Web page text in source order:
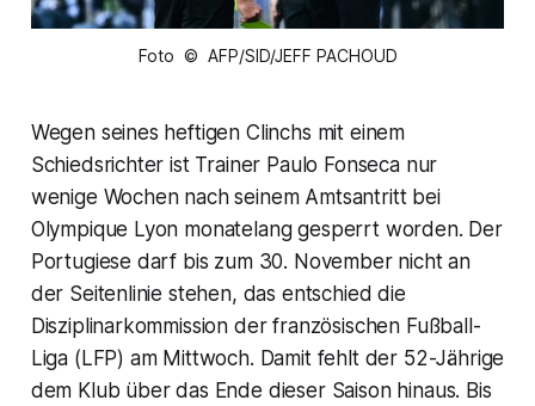
Foto © AFP/SID/JEFF PACHOUD
Wegen seines heftigen Clinchs mit einem
Schiedsrichter ist Trainer Paulo Fonseca nur
wenige Wochen nach seinem Amtsantritt bei
Olympique Lyon monatelang gesperrt worden. Der
Portugiese darf bis zum 30. November nicht an
der Seitenlinie stehen, das entschied die
Disziplinarkommission der französischen Fußball-
Liga (LFP) am Mittwoch. Damit fehlt der 52-Jährige
dem Klub über das Ende dieser Saison hinaus. Bis